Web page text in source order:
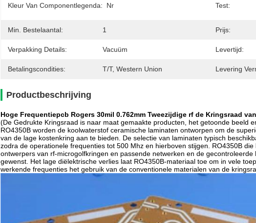
Kleur Van Componentlegenda: Nr Test:
Min. Bestelaantal: 1 Prijs:
Verpakking Details: Vacuüm Levertijd:
Betalingscondities: T/T, Western Union Levering
Productbeschrijving
Hoge Frequentiepcb Rogers 30mil 0.762mm Tweezijdige rf de Kringsraad
(De Gedrukte Kringsraad is naar maat gemaakte producten, het getoonde beeld
RO4350B worden de koolwaterstof ceramische laminaten ontworpen om de
van de lage kostenkring aan te bieden. De selectie van laminaten typisch
zodra de operationele frequenties tot 500 Mhz en hierboven stijgen. RO4350B
ontwerpers van rf-microgolfkringen en passende netwerken en de
gewenst. Het lage diëlektrische verlies laat RO4350B-materiaal toe om in vele
werkende frequenties het gebruik van de conventionele materialen van de